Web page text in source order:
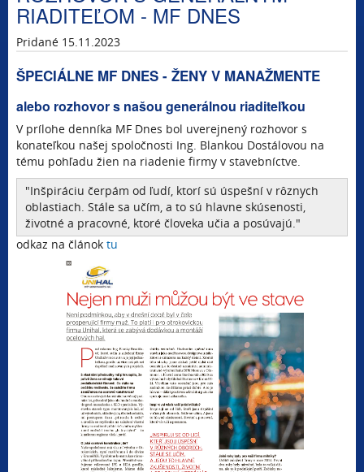
RIADITEĽOM - MF DNES
Pridané 15.11.2023
ŠPECIÁLNE MF DNES - ŽENY V MANAŽMENTE
alebo rozhovor s našou generálnou riaditeľkou
V prílohe denníka MF Dnes bol uverejnený rozhovor s
konateľkou našej spoločnosti Ing. Blankou Dostálovou na
tému pohľadu žien na riadenie firmy v stavebníctve.
"Inšpiráciu čerpám od ľudí, ktorí sú úspešní v rôznych
oblastiach. Stále sa učím, a to sú hlavne skúsenosti,
životné a pracovné, ktoré človeka učia a posúvajú."
odkaz na článok tu